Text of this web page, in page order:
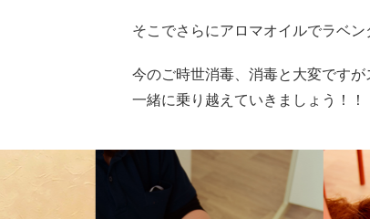
そこでさらにアロマオイルでラベ
今のご時世消毒、消毒と大変です
一緒に乗り越えていきましょう！！